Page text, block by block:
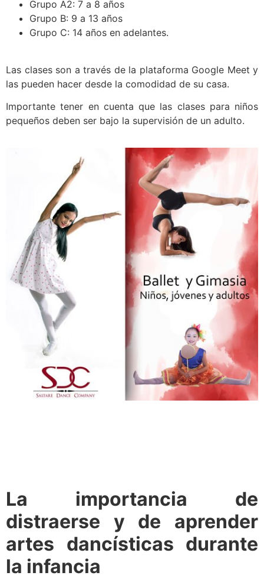
Grupo A2: 7 a 8 años
Grupo B: 9 a 13 años
Grupo C: 14 años en adelantes.
Las clases son a través de la plataforma Google Meet y
las pueden hacer desde la comodidad de su casa.
Importante tener en cuenta que las clases para niños
pequeños deben ser bajo la supervisión de un adulto.
La importancia de
distraerse y de aprender
artes dancísticas durante
la infancia